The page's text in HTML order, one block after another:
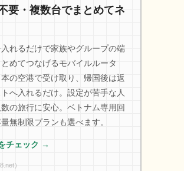
要・複数台でまとめてネ
れるだけで家族やグループの端
めてつなげるモバイルルータ
の空港で受け取り、帰国後は返
へ入れるだけ。設定が苦手な人
の旅行に安心。ベトナム専用回
無制限プランも選べます。
チェック →
）